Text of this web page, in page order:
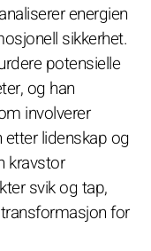
energien
sikkerhet.
potensielle
og han
involverer
lidenskap og
kravstor
svik og tap,
for